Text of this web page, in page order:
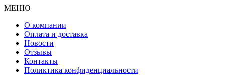
МЕНЮ
О компании
Оплата и доставка
Новости
Отзывы
Контакты
Поликтика конфиденциальности